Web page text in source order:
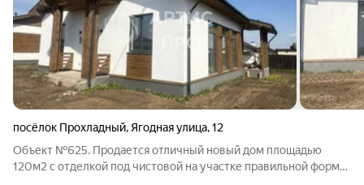
посёлок Прохладный, Ягодная улица,12
Объект №625. Продается отличный новый дом площадью
120м2 с отделкой под чистовой на участке правильной формы